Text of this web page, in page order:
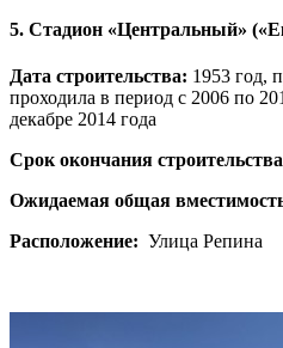
5. Стадион «Центральный»
Дата строительства: 1953 год,
проходила в период с 2006 по
декабре 2014 года
Срок окончания
Ожидаемая общая
Расположение: Улица Репина